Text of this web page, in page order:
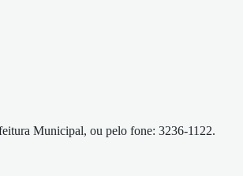
Municipal, ou pelo fone: 3236-1122.